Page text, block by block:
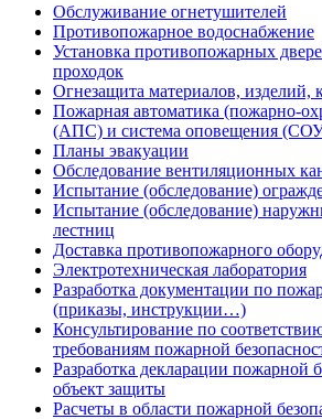
Обслуживание огнетушителей
Противопожарное водоснабжение
Установка противопожарных
проходок
Огнезащита материалов, изделий,
Пожарная автоматика (пожарно-
(АПС) и система оповещения
Планы эвакуации
Обследование вентиляционных
Испытание (обследование)
Испытание (обследование)
лестниц
Доставка противопожарного
Электротехническая лаборатория
Разработка документации по
(приказы, инструкции…)
Консультирование по
требованиям пожарной
Разработка декларации пожарной
объект защиты
Расчеты в области пожарной